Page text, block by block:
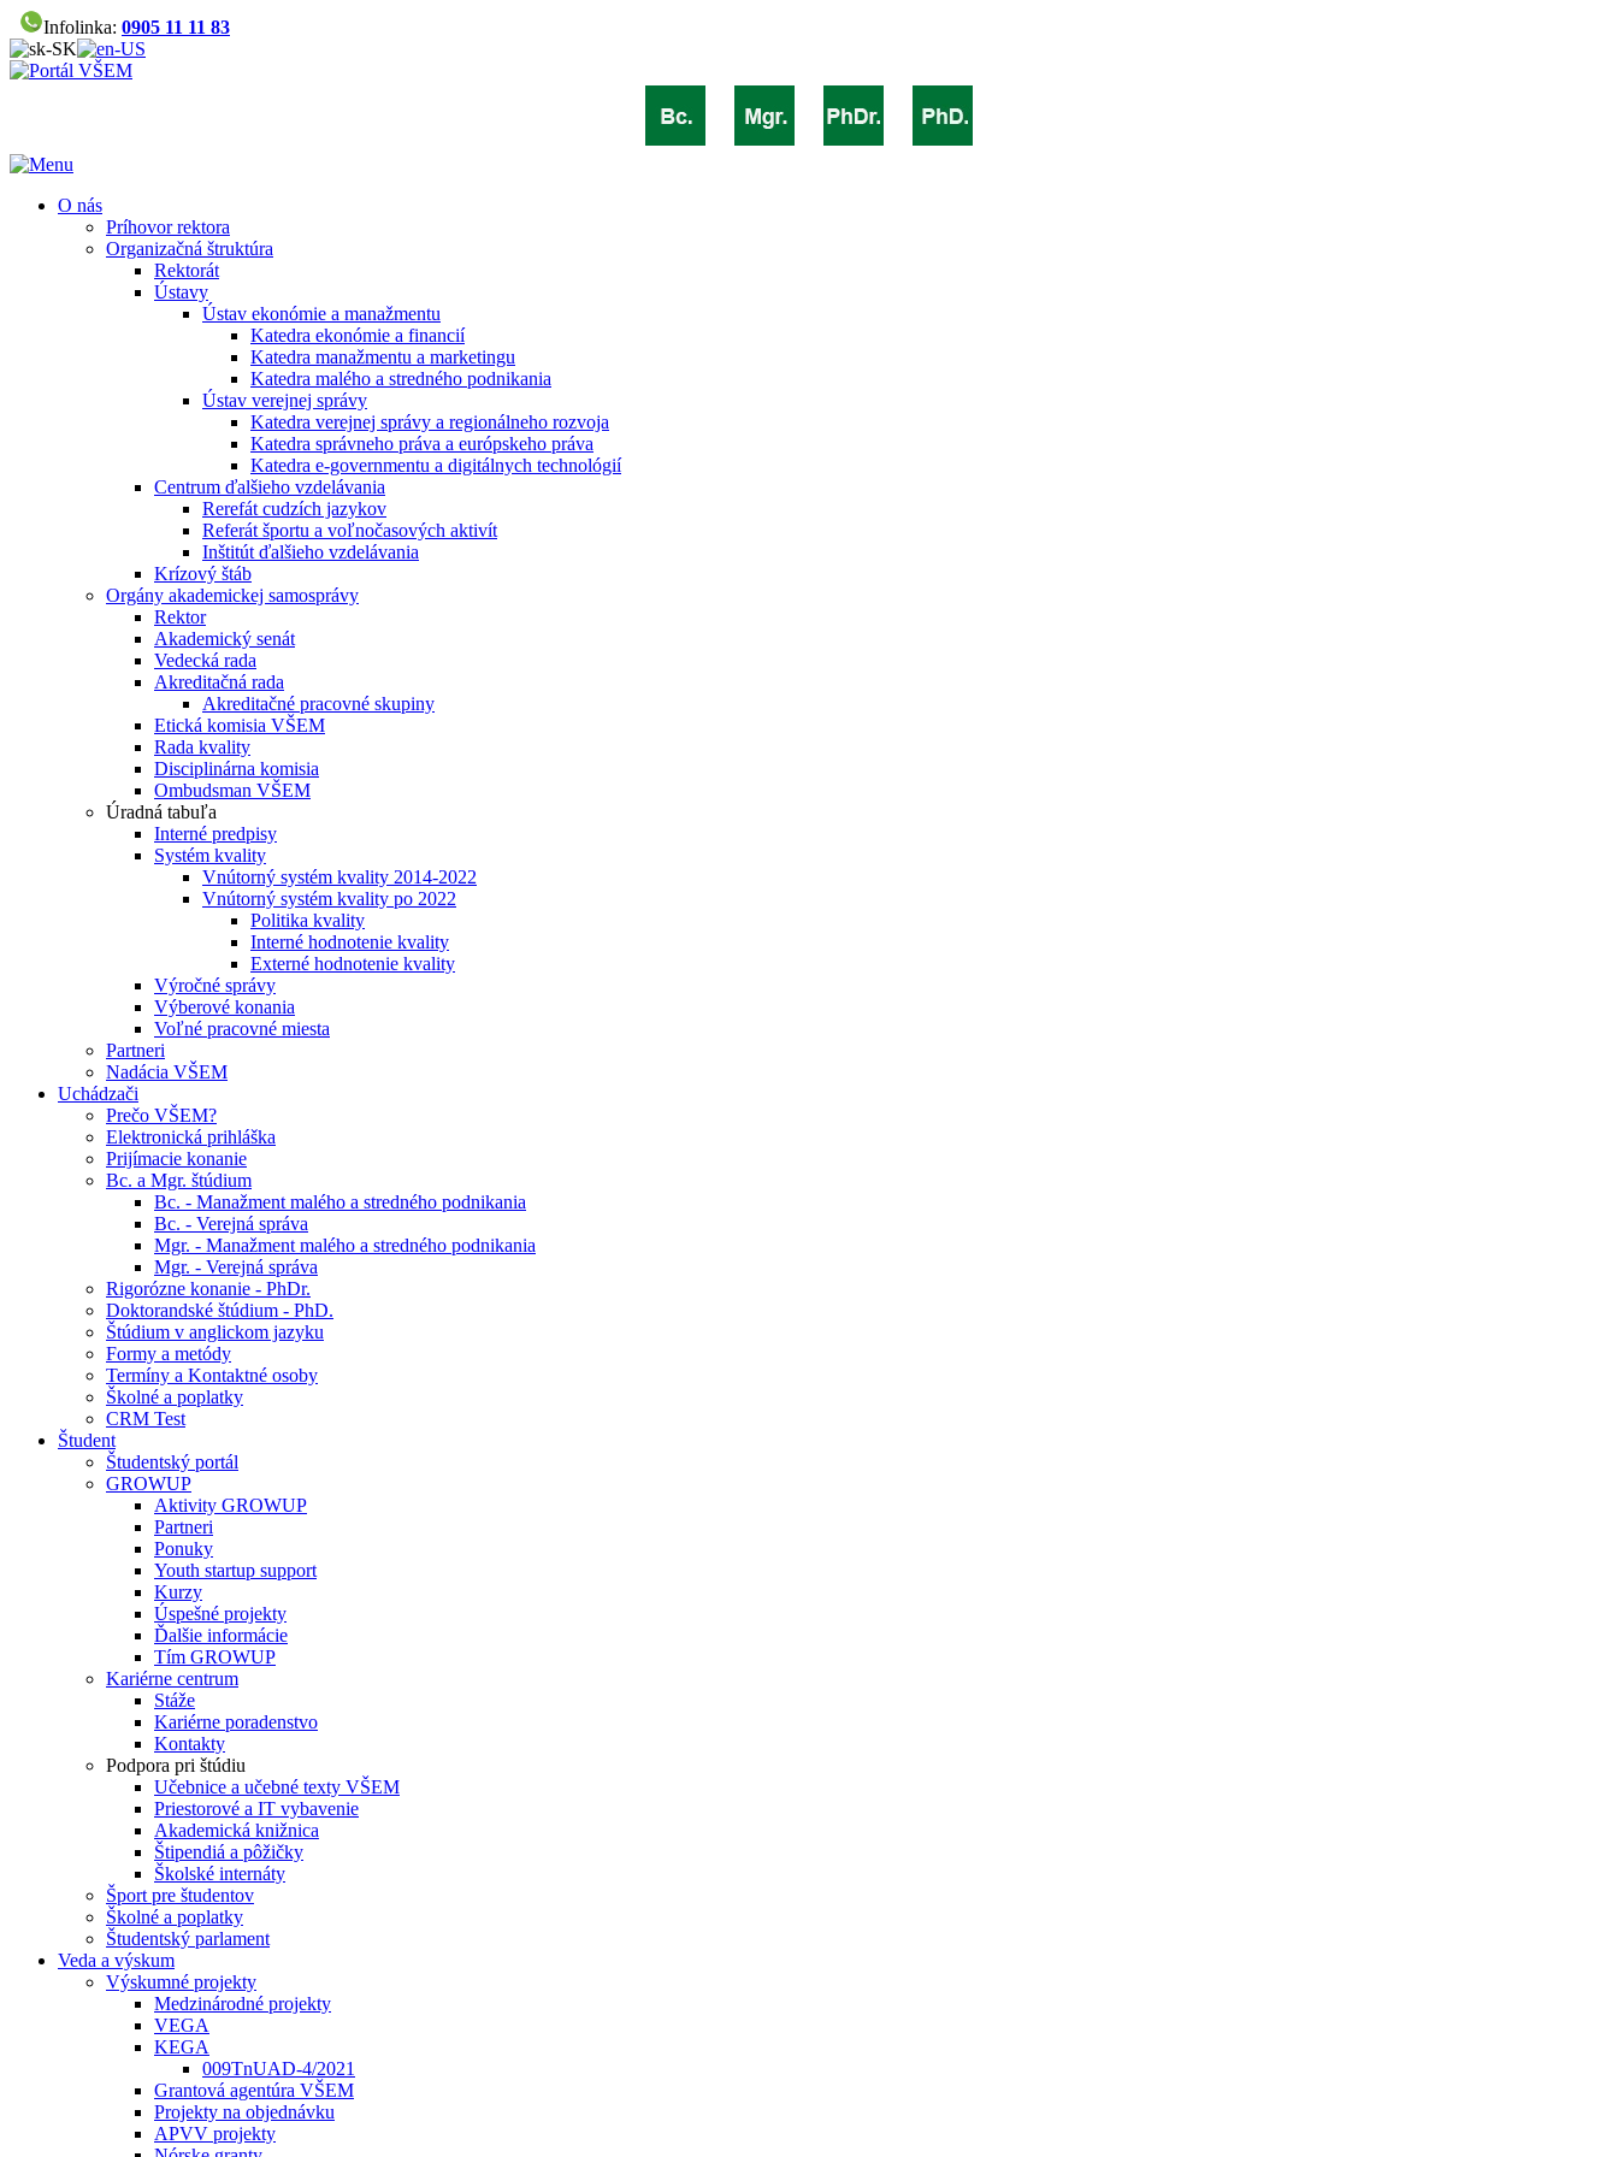
Infolinka: 0905 11 11 83
O nás
Príhovor rektora
Organizačná štruktúra
Rektorát
Ústavy
Ústav ekonómie a manažmentu
Katedra ekonómie a financií
Katedra manažmentu a marketingu
Katedra malého a stredného podnikania
Ústav verejnej správy
Katedra verejnej správy a regionálneho rozvoja
Katedra správneho práva a európskeho práva
Katedra e-governmentu a digitálnych technológií
Centrum ďalšieho vzdelávania
Rerefát cudzích jazykov
Referát športu a voľnočasových aktivít
Inštitút ďalšieho vzdelávania
Krízový štáb
Orgány akademickej samosprávy
Rektor
Akademický senát
Vedecká rada
Akreditačná rada
Akreditačné pracovné skupiny
Etická komisia VŠEM
Rada kvality
Disciplinárna komisia
Ombudsman VŠEM
Úradná tabuľa
Interné predpisy
Systém kvality
Vnútorný systém kvality 2014-2022
Vnútorný systém kvality po 2022
Politika kvality
Interné hodnotenie kvality
Externé hodnotenie kvality
Výročné správy
Výberové konania
Voľné pracovné miesta
Partneri
Nadácia VŠEM
Uchádzači
Prečo VŠEM?
Elektronická prihláška
Prijímacie konanie
Bc. a Mgr. štúdium
Bc. - Manažment malého a stredného podnikania
Bc. - Verejná správa
Mgr. - Manažment malého a stredného podnikania
Mgr. - Verejná správa
Rigorózne konanie - PhDr.
Doktorandské štúdium - PhD.
Štúdium v anglickom jazyku
Formy a metódy
Termíny a Kontaktné osoby
Školné a poplatky
CRM Test
Študent
Študentský portál
GROWUP
Aktivity GROWUP
Partneri
Ponuky
Youth startup support
Kurzy
Úspešné projekty
Ďalšie informácie
Tím GROWUP
Kariérne centrum
Stáže
Kariérne poradenstvo
Kontakty
Podpora pri štúdiu
Učebnice a učebné texty VŠEM
Priestorové a IT vybavenie
Akademická knižnica
Štipendiá a pôžičky
Školské internáty
Šport pre študentov
Školné a poplatky
Študentský parlament
Veda a výskum
Výskumné projekty
Medzinárodné projekty
VEGA
KEGA
009TnUAD-4/2021
Grantová agentúra VŠEM
Projekty na objednávku
APVV projekty